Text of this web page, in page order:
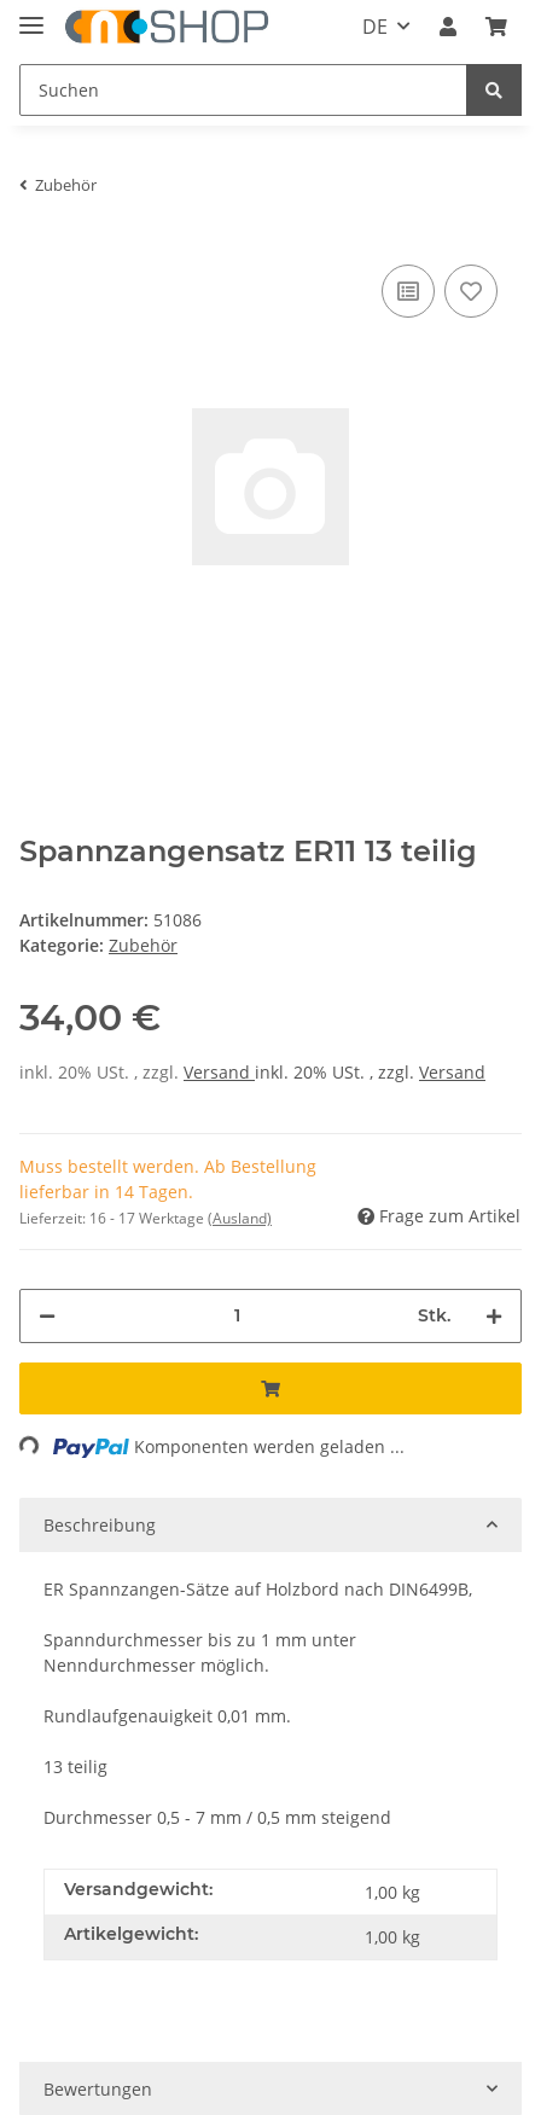
DE
Zubehör
Spannzangensatz ER11 13 teilig
Artikelnummer: 51086
Kategorie: Zubehör
34,00 €
inkl. 20% USt. , zzgl. Versand inkl. 20% USt. , zzgl. Versand
Muss bestellt werden. Ab Bestellung
lieferbar in 14 Tagen.
Lieferzeit: 16 - 17 Werktage (Ausland) Frage zum Artikel
Stk.
Komponenten werden geladen ...
Beschreibung
ER Spannzangen-Sätze auf Holzbord nach DIN6499B,
Spanndurchmesser bis zu 1 mm unter
Nenndurchmesser möglich.
Rundlaufgenauigkeit 0,01 mm.
13 teilig
Durchmesser 0,5 - 7 mm / 0,5 mm steigend
Versandgewicht: 1,00 kg
Artikelgewicht: 1,00 kg
Bewertungen